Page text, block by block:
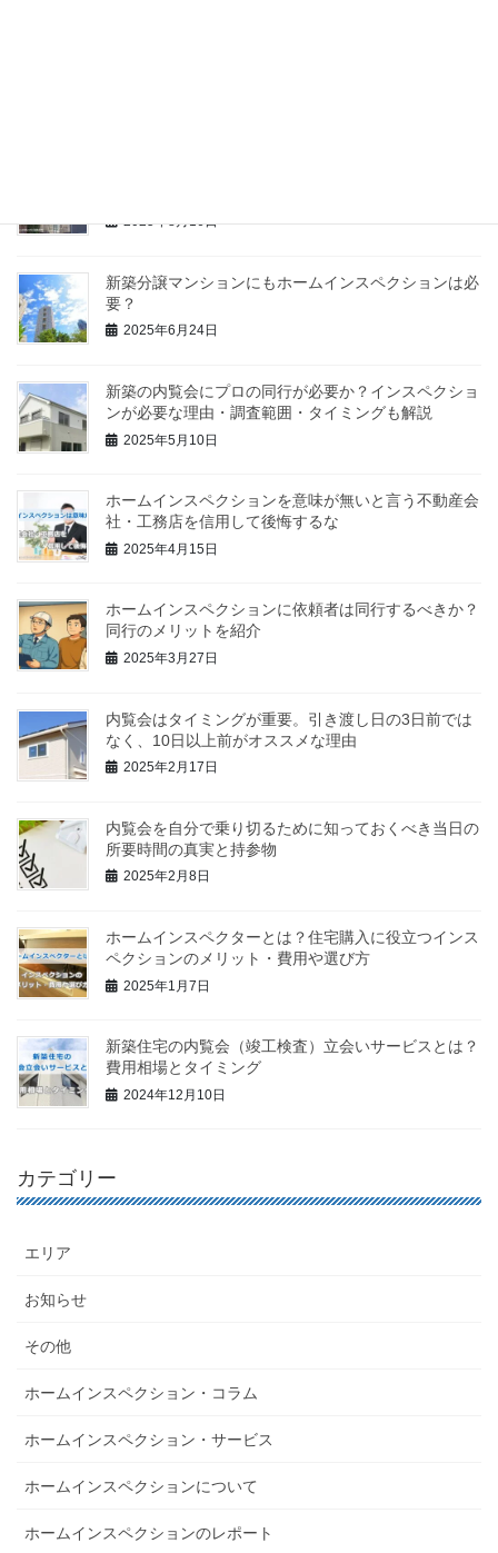
2025年8月16日
新築分譲マンションにもホームインスペクションは必
要？
2025年6月24日
新築の内覧会にプロの同行が必要か？インスペクショ
ンが必要な理由・調査範囲・タイミングも解説
2025年5月10日
ホームインスペクションを意味が無いと言う不動産会
社・工務店を信用して後悔するな
2025年4月15日
ホームインスペクションに依頼者は同行するべきか？
同行のメリットを紹介
2025年3月27日
内覧会はタイミングが重要。引き渡し日の3日前では
なく、10日以上前がオススメな理由
2025年2月17日
内覧会を自分で乗り切るために知っておくべき当日の
所要時間の真実と持参物
2025年2月8日
ホームインスペクターとは？住宅購入に役立つインス
ペクションのメリット・費用や選び方
2025年1月7日
新築住宅の内覧会（竣工検査）立会いサービスとは？
費用相場とタイミング
2024年12月10日
カテゴリー
エリア
お知らせ
その他
ホームインスペクション・コラム
ホームインスペクション・サービス
ホームインスペクションについて
ホームインスペクションのレポート